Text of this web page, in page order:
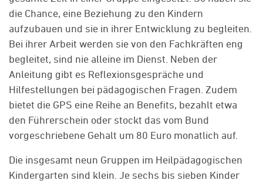
die Chance, eine Beziehung zu den Kindern
aufzubauen und sie in ihrer Entwicklung zu begleiten.
Bei ihrer Arbeit werden sie von den Fachkräften eng
begleitet, sind nie alleine im Dienst. Neben der
Anleitung gibt es Reflexionsgespräche und
Hilfestellungen bei pädagogischen Fragen. Zudem
bietet die GPS eine Reihe an Benefits, bezahlt etwa
den Führerschein oder stockt das vom Bund
vorgeschriebene Gehalt um 80 Euro monatlich auf.
Die insgesamt neun Gruppen im Heilpädagogischen
Kindergarten sind klein. Je sechs bis sieben Kinder